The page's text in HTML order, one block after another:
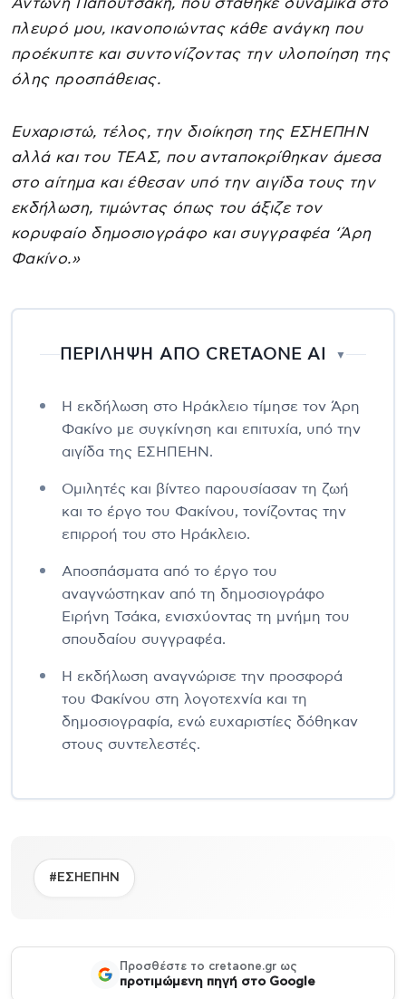
Αντώνη Παπουτσάκη, που στάθηκε δυναμικά στο
πλευρό μου, ικανοποιώντας κάθε ανάγκη που
προέκυπτε και συντονίζοντας την υλοποίηση της
όλης προσπάθειας.
Ευχαριστώ, τέλος, την διοίκηση της ΕΣΗΕΠΗΝ
αλλά και του ΤΕΑΣ, που ανταποκρίθηκαν άμεσα
στο αίτημα και έθεσαν υπό την αιγίδα τους την
εκδήλωση, τιμώντας όπως του άξιζε τον
κορυφαίο δημοσιογράφο και συγγραφέα ‘Άρη
Φακίνο.»
ΠΕΡΙΛΗΨΗ ΑΠΟ CRETAONE AI ▼
Η εκδήλωση στο Ηράκλειο τίμησε τον Άρη
Φακίνο με συγκίνηση και επιτυχία, υπό την
αιγίδα της ΕΣΗΠΕΗΝ.
Ομιλητές και βίντεο παρουσίασαν τη ζωή
και το έργο του Φακίνου, τονίζοντας την
επιρροή του στο Ηράκλειο.
Αποσπάσματα από το έργο του
αναγνώστηκαν από τη δημοσιογράφο
Ειρήνη Τσάκα, ενισχύοντας τη μνήμη του
σπουδαίου συγγραφέα.
Η εκδήλωση αναγνώρισε την προσφορά
του Φακίνου στη λογοτεχνία και τη
δημοσιογραφία, ενώ ευχαριστίες δόθηκαν
στους συντελεστές.
#ΕΣΗΕΠΗΝ
Προσθέστε το cretaone.gr ως
προτιμώμενη πηγή στο Google